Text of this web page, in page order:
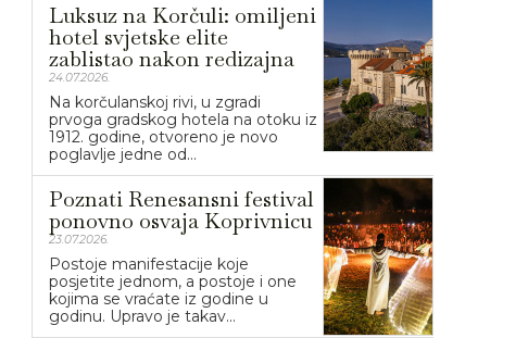
Luksuz na Korčuli: omiljeni
hotel svjetske elite
zablistao nakon redizajna
24.07.2026.
Na korčulanskoj rivi, u zgradi
prvoga gradskog hotela na otoku iz
1912. godine, otvoreno je novo
poglavlje jedne od...
Poznati Renesansni festival
ponovno osvaja Koprivnicu
23.07.2026.
Postoje manifestacije koje
posjetite jednom, a postoje i one
kojima se vraćate iz godine u
godinu. Upravo je takav...